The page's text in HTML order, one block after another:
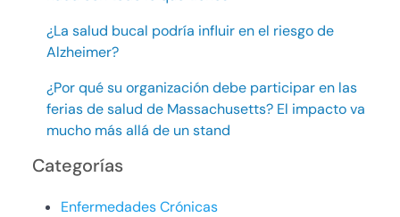
¿La salud bucal podría influir en el riesgo de
Alzheimer?
¿Por qué su organización debe participar en las
ferias de salud de Massachusetts? El impacto va
mucho más allá de un stand
Categorías
Enfermedades Crónicas